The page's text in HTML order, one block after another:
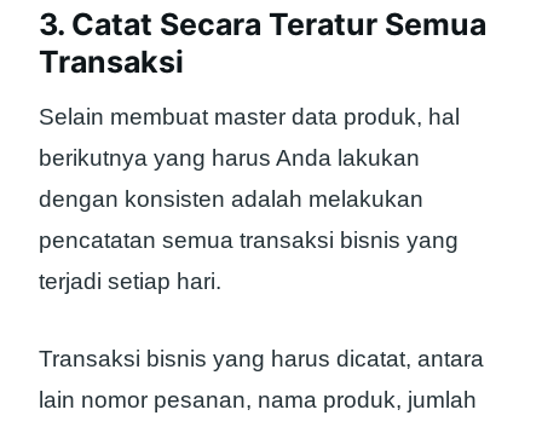
3. Catat Secara Teratur Semua
Transaksi
Selain membuat master data produk, hal
berikutnya yang harus Anda lakukan
dengan konsisten adalah melakukan
pencatatan semua transaksi bisnis yang
terjadi setiap hari.
Transaksi bisnis yang harus dicatat, antara
lain nomor pesanan, nama produk, jumlah